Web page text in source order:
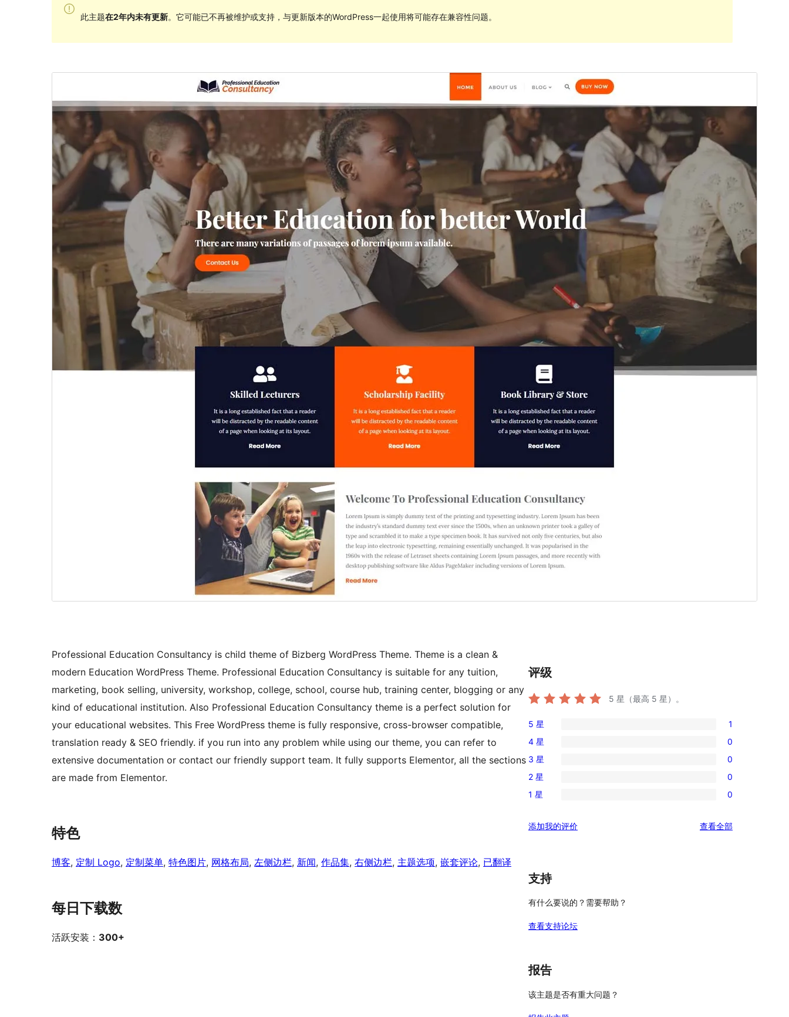
此主题在2年内未有更新。它可能已不再被维护或支持，与更新版本的WordPress一起使用将可能存在兼容性问题。
下载
的子主题。
版本
1.0
最新更新
2023年11月22日
活跃安装
300+
PHP 版本
主题主页
Professional Education Consultancy is child theme of Bizberg WordPress Theme. Theme is a clean &
modern Education WordPress Theme. Professional Education Consultancy is suitable for any tuition,
marketing, book selling, university, workshop, college, school, course hub, training center, blogging or any
kind of educational institution. Also Professional Education Consultancy theme is a perfect solution for
your educational websites. This Free WordPress theme is fully responsive, cross-browser compatible,
translation ready & SEO friendly. if you run into any problem while using our theme, you can refer to
extensive documentation or contact our friendly support team. It fully supports Elementor, all the sections
are made from Elementor.
特色
博客, 定制 Logo, 定制菜单, 特色图片, 网格布局, 左侧边栏, 新闻, 作品集, 右侧边栏, 主题选项, 嵌套评论, 已翻译
每日下载数
活跃安装： 300+
评级
5 星（最高 5 星）。
1
条
5
星
评
5 星 1
0
条
4
星
价
4 星 0
0
条
3
评
3 星 0
0
条
星
2 星 0
0
1
价
1 星 0
添加我的评价 查看全部评
支持
有什么要说的？需要帮助？
查看支持论坛
报告
该主题是否有重大问题？